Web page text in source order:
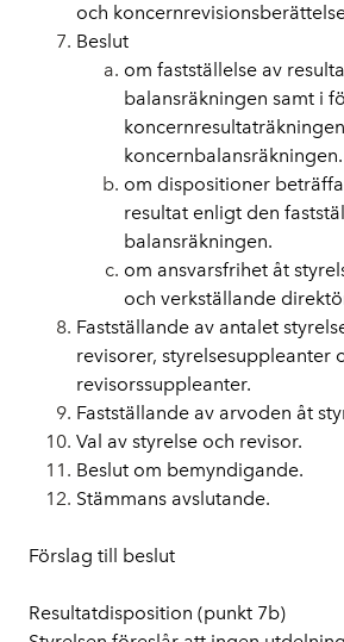
och
Beslut
om fastställelse av
balansräkningen samt i
koncernbalansräkningen.
om dispositioner
resultat enligt den
balansräkningen.
om ansvarsfrihet åt
och verkställande
Fastställande av antalet
revisorer, styrelsesuppleanter
revisorssuppleanter.
Fastställande av arvoden åt
Val av styrelse och revisor.
Beslut om bemyndigande.
Stämmans avslutande.
Förslag till beslut
Resultatdisposition (punkt 7b)